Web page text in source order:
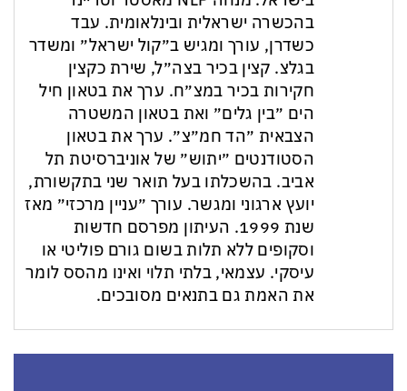
בהכשרה ישראלית ובינלאומית. עבד
כשדרן, עורך ומגיש ב״קול ישראל״ ומשדר
בגלצ. קצין בכיר בצה״ל, שירת כקצין
חקירות בכיר במצ״ח. ערך את בטאון חיל
הים ״בין גלים״ ואת בטאון המשטרה
הצבאית ״הד חמ״צ״. ערך את בטאון
הסטודנטים ״יתוש״ של אוניברסיטת תל
אביב. בהשכלתו בעל תואר שני בתקשורת,
יועץ ארגוני ומגשר. עורך ״עניין מרכזי״ מאז
שנת 1999. העיתון מפרסם חדשות
וסקופים ללא תלות בשום גורם פוליטי או
עיסקי. עצמאי, בלתי תלוי ואינו מהסס לומר
את האמת גם בתנאים מסובכים.